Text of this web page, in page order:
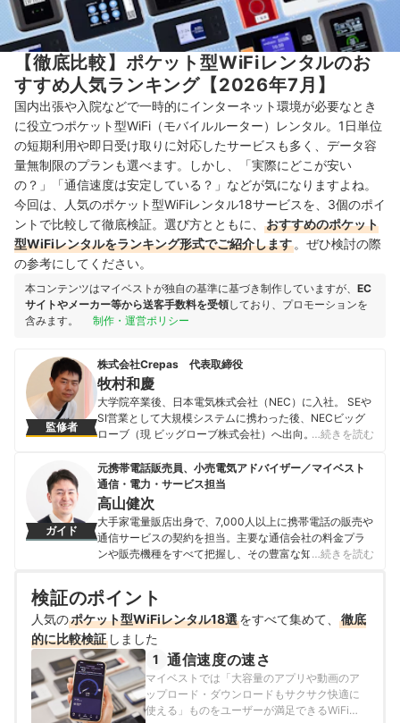
【徹底比較】ポケット型WiFiレンタルのお
すすめ人気ランキング【2026年7月】
国内出張や入院などで一時的にインターネット環境が必要なとき
に役立つポケット型WiFi（モバイルルーター）レンタル。1日単位
の短期利用や即日受け取りに対応したサービスも多く、データ容
量無制限のプランも選べます。しかし、「実際にどこが安い
の？」「通信速度は安定している？」などが気になりますよね。
今回は、人気のポケット型WiFiレンタル18サービスを、3個のポイ
ントで比較して徹底検証。選び方とともに、
おすすめのポケット
型WiFiレンタルをランキング形式でご紹介します 。ぜひ検討の際
の参考にしてください。
本コンテンツはマイベストが独自の基準に基づき制作していますが、 EC
サイトやメーカー等から送客手数料を受領しており、プロモーションを
含みます。
制作・運営ポリシー
監修者
株式会社Crepas 代表取締役
牧村和慶
大学院卒業後、日本電気株式会社（NEC）に入社。 SEや
SI営業として大規模システムに携わった後、NECビッグ
ローブ（現 ビッグローブ株式会社）へ出向。 2013年に
かし、光回線やモバイルWiFiのプロバイダー比較情報サ
イト「プロバイダー・ワン」をリリース。 現在は、通信
費削減無料相談サービスや債務整理の相談ができる法律
事務所・司法書士検索サイトの運営も行っている。
牧村和慶のプロフィール
…続きを読む
ガイド
元携帯電話販売員、小売電気アドバイザー／マイベスト
通信・電力・サービス担当
高山健次
大手家電量販店出身で、7,000人以上に携帯電話の販売や
通信サービスの契約を担当。主要な通信会社の料金プラ
ンや販売機種をすべて把握し、その豊富な知識で店舗販
イベストに入社、携帯電話や光ファイバー回線キャリ
ア・インターネットプロバイダーなどの通信会社を専門
に担当しており、格安SIMやホームルーターを実際に回線
契約し各社の料金プランや通信速度の比較を行うととも
に、モバイルだけでなく10社以上の戸建て・マンション
向けの光回線の通信速度・速度制限も調査している。 ま
た通信サービスだけでなく、ファイナンシャルプランナ
ーの視点含めて電気代など固定費支出見直しのガイドも
している。
…続きを読む
検証のポイント
人気のポケット型WiFiレンタル18選をすべて集めて、
徹底
的に比較検証 しました
1 通信速度の速さ
マイベストでは「大容量のアプリや動画のア
ップロード・ダウンロードもサクサク快適に
使える」ものをユーザーが満足できるWiFiレ